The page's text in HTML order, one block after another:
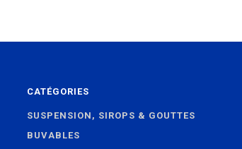
CATÉGORIES
SUSPENSION, SIROPS & GOUTTES
BUVABLES